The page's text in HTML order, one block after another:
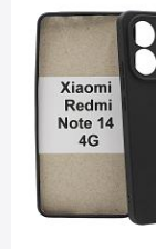
tPU Deksel